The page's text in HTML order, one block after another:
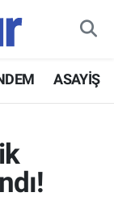
ASAYİŞ